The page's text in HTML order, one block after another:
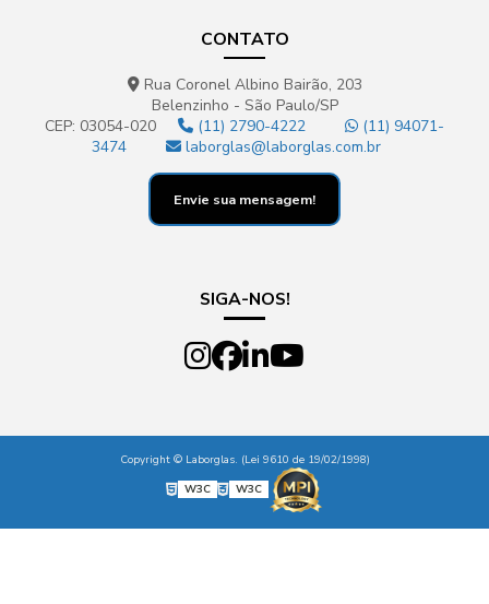
CONTATO
Rua Coronel Albino Bairão, 203
Belenzinho - São Paulo/SP
CEP: 03054-020
(11) 2790-4222
(11) 94071-
3474
laborglas@laborglas.com.br
Envie sua mensagem!
SIGA-NOS!
Copyright © Laborglas. (Lei 9610 de 19/02/1998)
W3C
W3C